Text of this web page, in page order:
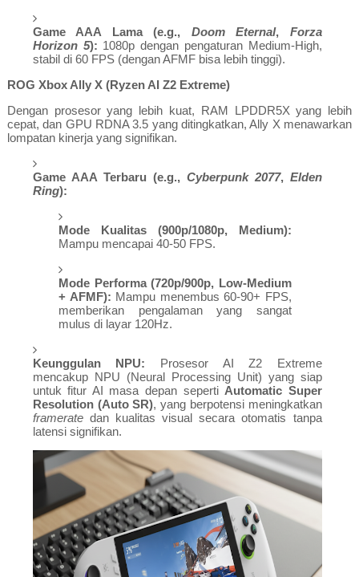
Game AAA Lama (e.g., Doom Eternal, Forza
Horizon 5): 1080p dengan pengaturan Medium-High,
stabil di 60 FPS (dengan AFMF bisa lebih tinggi).
ROG Xbox Ally X (Ryzen AI Z2 Extreme)
Dengan prosesor yang lebih kuat, RAM LPDDR5X yang lebih
cepat, dan GPU RDNA 3.5 yang ditingkatkan, Ally X menawarkan
lompatan kinerja yang signifikan.
Game AAA Terbaru (e.g., Cyberpunk 2077, Elden
Ring):
Mode Kualitas (900p/1080p, Medium):
Mampu mencapai 40-50 FPS.
Mode Performa (720p/900p, Low-Medium
+ AFMF): Mampu menembus 60-90+ FPS,
memberikan pengalaman yang sangat
mulus di layar 120Hz.
Keunggulan NPU: Prosesor AI Z2 Extreme
mencakup NPU (Neural Processing Unit) yang siap
untuk fitur AI masa depan seperti Automatic Super
Resolution (Auto SR), yang berpotensi meningkatkan
frameratedan kualitas visual secara otomatis tanpa
latensi signifikan.